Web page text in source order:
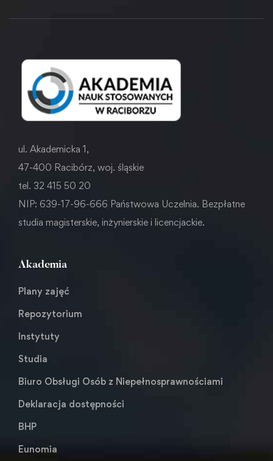
ul. Akademicka 1,
47-400 Racibórz, woj. śląskie
tel. 32 415 50 20
NIP: 639-17-96-666 Państwowa Uczelnia. Bezpłatne
studia magisterskie, inżynierskie i licencjackie.
Akademia
Plany zajęć
Repozytorium
Instytuty
Studia
Biuro Obsługi Osób z Niepełnosprawnościami
Deklaracja dostępności
BHP
Eunomia